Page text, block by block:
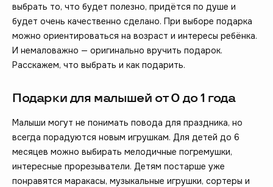
выбрать то, что будет полезно, придётся по душе и
будет очень качественно сделано. При выборе подарка
можно ориентироваться на возраст и интересы ребёнка.
И немаловажно — оригинально вручить подарок.
Расскажем, что выбрать и как подарить.
Подарки для малышей от 0 до 1 года
Малыши могут не понимать повода для праздника, но
всегда порадуются новым игрушкам. Для детей до 6
месяцев можно выбирать мелодичные погремушки,
интересные прорезыватели. Детям постарше уже
понравятся маракасы, музыкальные игрушки, сортеры и